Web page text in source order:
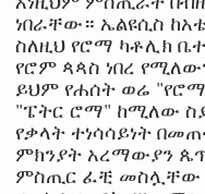
ነበራቸው። ኤልዩሲስ
ስለዚህ የሮማ ካቶሊክ
የሮም ጳጳስ ነበረ
ይህም የሐሰት ወሬ
"ፔትር ሮማ" ከሚለው
የቃላት ተነሳሳይነት
ምክንያት አረማውያን
ምስጢር ፈቺ መስሏቸው